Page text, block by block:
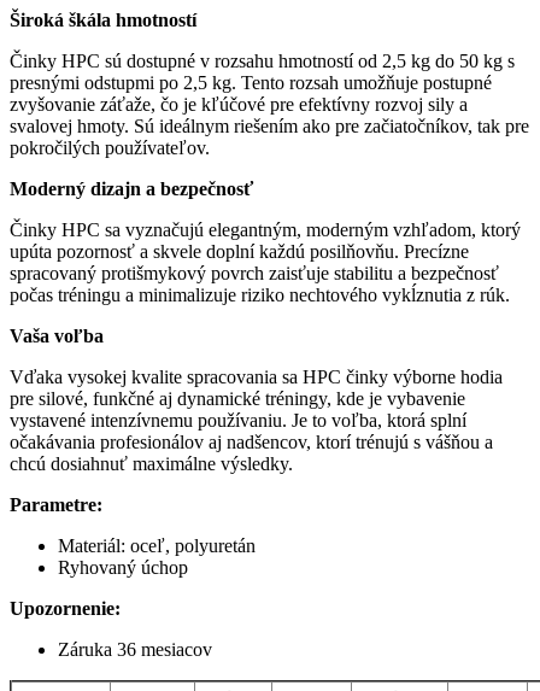
Široká škála hmotností
Činky HPC sú dostupné v rozsahu hmotností od 2,5 kg do 50 kg s
presnými odstupmi po 2,5 kg. Tento rozsah umožňuje postupné
zvyšovanie záťaže, čo je kľúčové pre efektívny rozvoj sily a
svalovej hmoty. Sú ideálnym riešením ako pre začiatočníkov, tak pre
pokročilých používateľov.
Moderný dizajn a bezpečnosť
Činky HPC sa vyznačujú elegantným, moderným vzhľadom, ktorý
upúta pozornosť a skvele doplní každú posilňovňu. Precízne
spracovaný protišmykový povrch zaisťuje stabilitu a bezpečnosť
počas tréningu a minimalizuje riziko nechtového vykĺznutia z rúk.
Vaša voľba
Vďaka vysokej kvalite spracovania sa HPC činky výborne hodia
pre silové, funkčné aj dynamické tréningy, kde je vybavenie
vystavené intenzívnemu používaniu. Je to voľba, ktorá splní
očakávania profesionálov aj nadšencov, ktorí trénujú s vášňou a
chcú dosiahnuť maximálne výsledky.
Parametre:
Materiál: oceľ, polyuretán
Ryhovaný úchop
Upozornenie:
Záruka 36 mesiacov